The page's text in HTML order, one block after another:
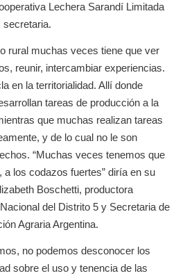
Lechera Sarandí Limitada
secretaria.
rural muchas veces tiene que ver
reunir, intercambiar experiencias.
en la territorialidad. Allí donde
tareas de producción a la
que muchas realizan tareas
y de lo cual no le son
“Muchas veces tenemos que
los codazos fuertes” diría en su
Boschetti, productora
del Distrito 5 y Secretaria de
Agraria Argentina.
no podemos desconocer los
sobre el uso y tenencia de las